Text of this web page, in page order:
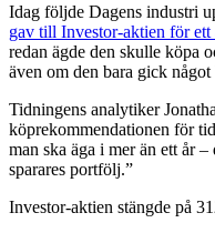
Idag följde Dagens industri
gav till Investor-aktien för ett
redan ägde den skulle köpa
även om den bara gick
Tidningens analytiker
köprekommendationen för
man ska äga i mer än ett år
sparares portfölj.”
Investor-aktien stängde på